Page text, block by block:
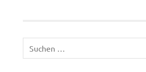
nach: